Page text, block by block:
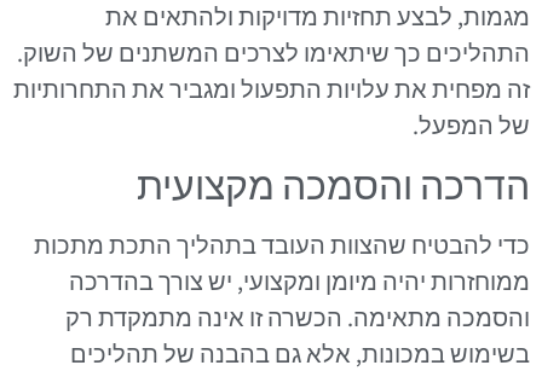
מגמות, לבצע תחזיות מדויקות ולהתאים את
התהליכים כך שיתאימו לצרכים המשתנים של השוק.
זה מפחית את עלויות התפעול ומגביר את התחרותיות
של המפעל.
הדרכה והסמכה מקצועית
כדי להבטיח שהצוות העובד בתהליך התכת מתכות
ממוחזרות יהיה מיומן ומקצועי, יש צורך בהדרכה
והסמכה מתאימה. הכשרה זו אינה מתמקדת רק
בשימוש במכונות, אלא גם בהבנה של תהליכים